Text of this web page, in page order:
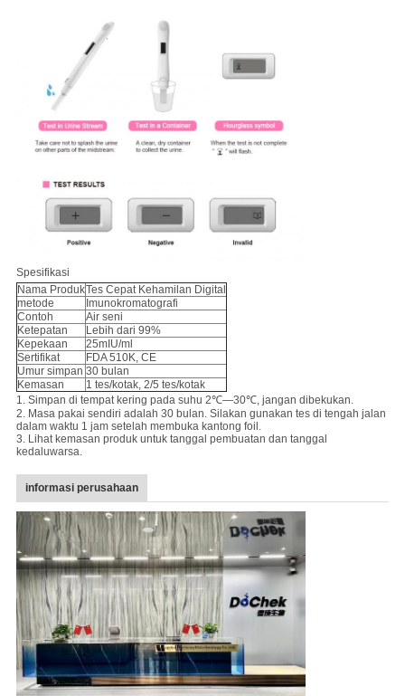
Spesifikasi
Nama ProdukTes Cepat Kehamilan Digital
metode
Imunokromatografi
Contoh
Air seni
Ketepatan
Lebih dari 99%
Kepekaan
25mIU/ml
Sertifikat
FDA 510K, CE
Umur simpan 30 bulan
Kemasan
1 tes/kotak, 2/5 tes/kotak
1. Simpan di tempat kering pada suhu 2℃—30℃, jangan dibekukan.
2. Masa pakai sendiri adalah 30 bulan. Silakan gunakan tes di tengah jalan
dalam waktu 1 jam setelah membuka kantong foil.
3. Lihat kemasan produk untuk tanggal pembuatan dan tanggal
kedaluwarsa.
informasi perusahaan